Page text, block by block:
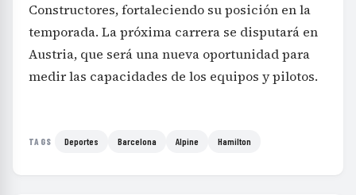
Constructores, fortaleciendo su posición en la
temporada. La próxima carrera se disputará en
Austria, que será una nueva oportunidad para
medir las capacidades de los equipos y pilotos.
TAGS Deportes Barcelona Alpine Hamilton